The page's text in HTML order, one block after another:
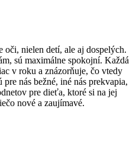
nielen detí, ale aj dospelých.
sú maximálne spokojní. Každá
v roku a znázorňuje, čo vtedy
nás bežné, iné nás prekvapia,
pre dieťa, ktoré si na jej
nové a zaujímavé.